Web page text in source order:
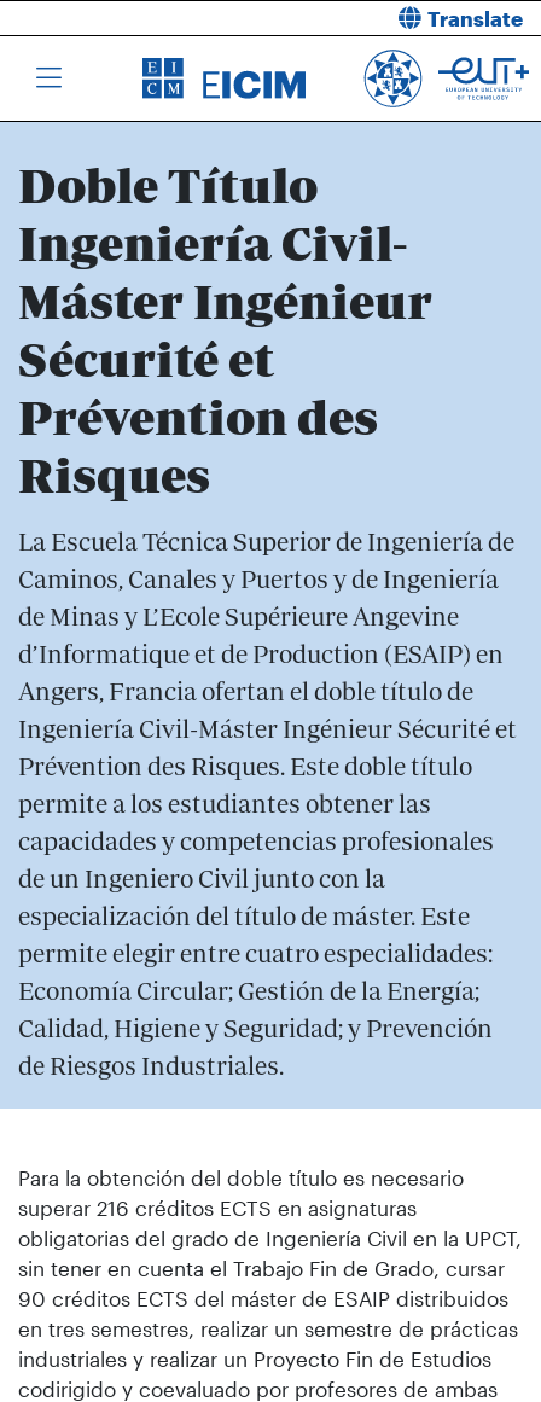
Translate
Doble Título
Ingeniería Civil-
Máster Ingénieur
Sécurité et
Prévention des
Risques
La Escuela Técnica Superior de Ingeniería de
Caminos, Canales y Puertos y de Ingeniería
de Minas y L’Ecole Supérieure Angevine
d’Informatique et de Production (ESAIP) en
Angers, Francia ofertan el doble título de
Ingeniería Civil-Máster Ingénieur Sécurité et
Prévention des Risques. Este doble título
permite a los estudiantes obtener las
capacidades y competencias profesionales
de un Ingeniero Civil junto con la
especialización del título de máster. Este
permite elegir entre cuatro especialidades:
Economía Circular; Gestión de la Energía;
Calidad, Higiene y Seguridad; y Prevención
de Riesgos Industriales.
Para la obtención del doble título es necesario
superar 216 créditos ECTS en asignaturas
obligatorias del grado de Ingeniería Civil en la UPCT,
sin tener en cuenta el Trabajo Fin de Grado, cursar
90 créditos ECTS del máster de ESAIP distribuidos
en tres semestres, realizar un semestre de prácticas
industriales y realizar un Proyecto Fin de Estudios
codirigido y coevaluado por profesores de ambas